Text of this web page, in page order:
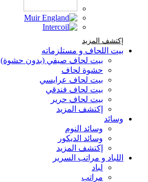
إكتشف المزيد
بيت اللحاف و مستلزماته
بيت لحاف صيفي (بدون حشوة)
حشوة لحاف
بيت لحاف عرايسي
بيت لحاف فندقي
بيت لحاف حرير
إكتشف المزيد
وسائد
وسائد النوم
وسائد الديكور
إكتشف المزيد
اللباد و مراتب السرير
لباد
مراتب